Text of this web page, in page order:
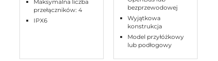
Maksymalna liczba
przełączników: 4
IPX6
bezprzewodowej
Wyjątkowa
konstrukcja
Model przyłóżkowy
lub podłogowy